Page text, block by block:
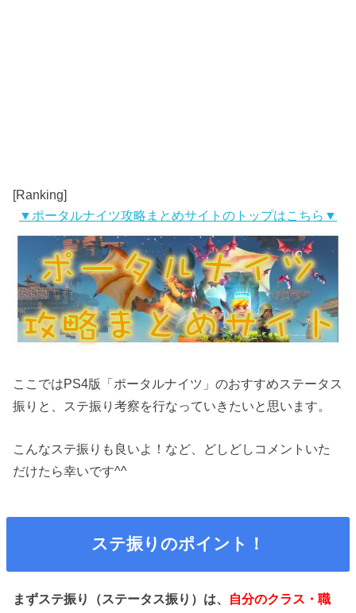
[Ranking]
▼ポータルナイツ攻略まとめサイトのトップはこちら▼
ここではPS4版「ポータルナイツ」のおすすめステータス
振りと、ステ振り考察を行なっていきたいと思います。
こんなステ振りも良いよ！など、どしどしコメントいた
だけたら幸いです^^
ステ振りのポイント！
まずステ振り（ステータス振り）は、 自分のクラス・職